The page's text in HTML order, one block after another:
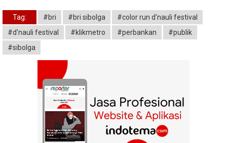
Tag: #bri #bri sibolga
#color run d'nauli festival
#d'nauli festival
#klikmetro #perbankan
#publik
#sibolga